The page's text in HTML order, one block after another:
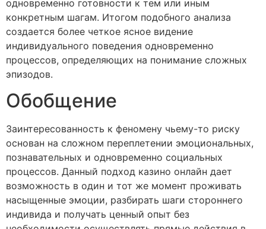
одновременно готовности к тем или иным
конкретным шагам. Итогом подобного анализа
создается более четкое ясное видение
индивидуального поведения одновременно
процессов, определяющих на понимание сложных
эпизодов.
Обобщение
Заинтересованность к феномену чьему-то риску
основан на сложном переплетении эмоциональных,
познавательных и одновременно социальных
процессов. Данный подход казино онлайн дает
возможность в один и тот же момент проживать
насыщенные эмоции, разбирать шаги стороннего
индивида и получать ценный опыт без